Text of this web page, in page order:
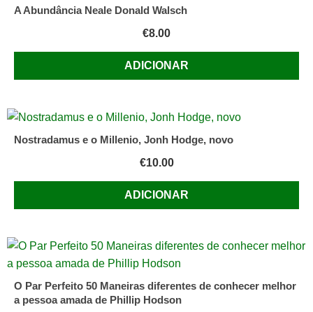
2000
A Abundância Neale Donald Walsch
€8.00
ADICIONAR
Nostradamus e o Millenio, Jonh Hodge, novo
€10.00
ADICIONAR
O Par Perfeito 50 Maneiras diferentes de conhecer melhor
a pessoa amada de Phillip Hodson